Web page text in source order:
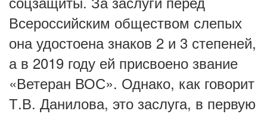
Всероссийским обществом слепых
она удостоена знаков 2 и 3 степеней,
а в 2019 году ей присвоено звание
«Ветеран ВОС». Однако, как говорит
Т.В. Данилова, это заслуга, в первую